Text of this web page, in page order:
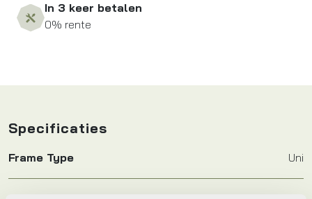
In 3 keer betalen
0% rente
Specificaties
Frame Type Uni